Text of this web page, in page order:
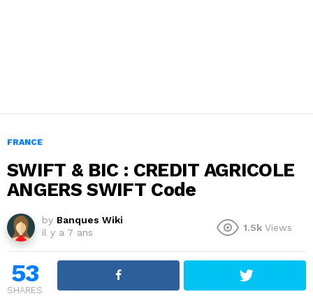
FRANCE
SWIFT & BIC : CREDIT AGRICOLE
ANGERS SWIFT Code
by Banques Wiki
il y a 7 ans
1.5k Views
53
SHARES